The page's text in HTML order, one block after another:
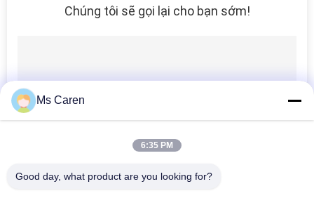
Máy in Flexo
Chúng tôi sẽ gọi lại cho bạn sớm!
Ms Caren
6:35 PM
Good day, what product are you looking for?